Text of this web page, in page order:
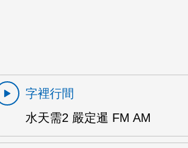
字裡行間
水天需2 嚴定暹 FM AM